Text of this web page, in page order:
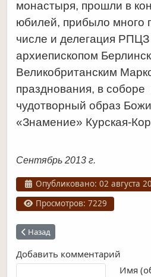
монастыря, прошли в
юбилей, прибыло много
числе и делегация РПЦЗ
архиепископом
Великобританским
празднования, в
чудотворный образ
«Знамение» Курская-
Сентябрь 2013 г.
Информация о материале
Опубликовано: 02 августа
Просмотров: 7229
Предыдущий: Коренная пустынь
Назад
Добавить комментарий
Имя